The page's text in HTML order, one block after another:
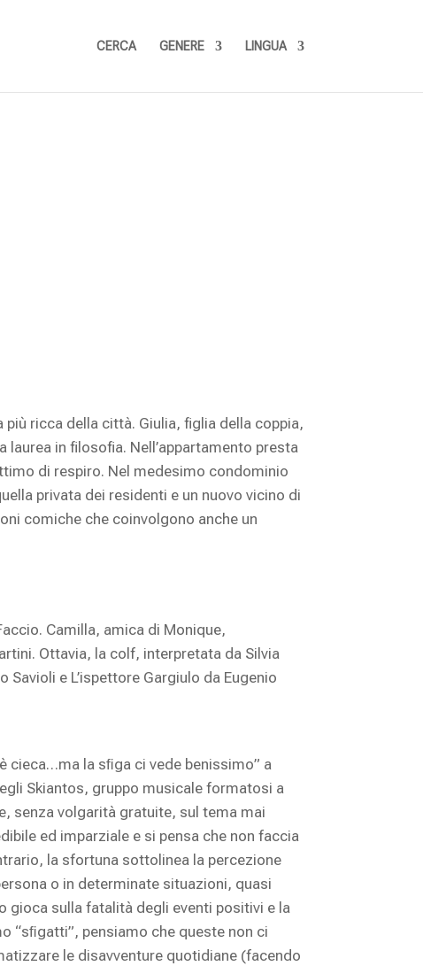
CERCA GENERE LINGUA
ricca della città. Giulia, figlia della coppia,
in filosofia. Nell’appartamento presta
di respiro. Nel medesimo condominio
privata dei residenti e un nuovo vicino di
comiche che coinvolgono anche un
Camilla, amica di Monique,
Ottavia, la colf, interpretata da Silvia
e L’ispettore Gargiulo da Eugenio
cieca…ma la sﬁga ci vede benissimo” a
Skiantos, gruppo musicale formatosi a
senza volgarità gratuite, sul tema mai
ed imparziale e si pensa che non faccia
la sfortuna sottolinea la percezione
o in determinate situazioni, quasi
gioca sulla fatalità degli eventi positivi e la
“sﬁgatti”, pensiamo che queste non ci
le disavventure quotidiane (facendo